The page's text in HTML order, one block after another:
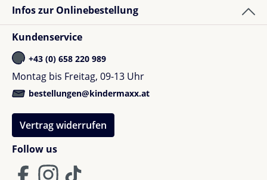
Follow us
Infos zur Onlinebestellung
Kundenservice
+43 (0) 658 220 989
Montag bis Freitag, 09-13 Uhr
bestellungen@kindermaxx.at
Vertrag widerrufen